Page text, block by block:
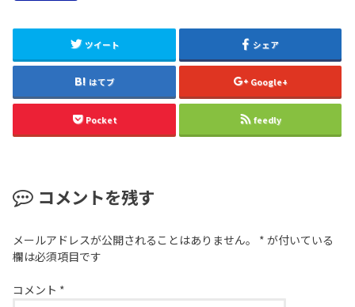
ツイート シェア
はてブ Google+
Pocket feedly
コメントを残す
メールアドレスが公開されることはありません。 * が付いている
欄は必須項目です
コメント *